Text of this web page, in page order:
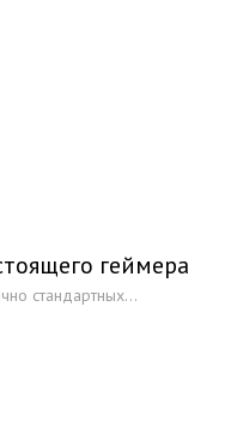
геймера
стандартных...